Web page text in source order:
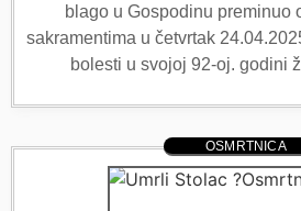
blago u Gospodinu preminuo
sakramentima u četvrtak
bolesti u svojoj 92-oj. godini
OSMRTNICA